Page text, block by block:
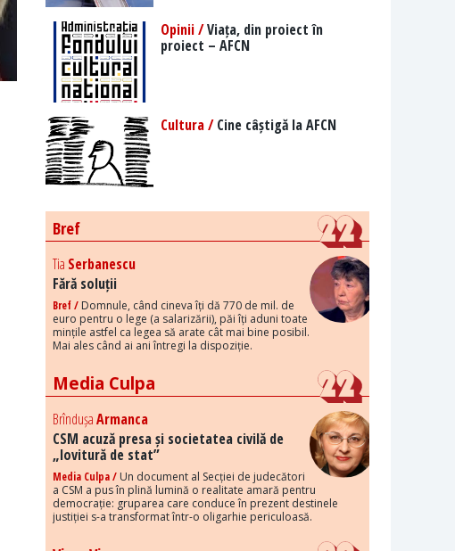
Opinii /Viața, din proiect în
proiect – AFCN
Cultura /Cine câștigă la AFCN
Bref
Tia Serbanescu
Fără soluții
Bref / Domnule, când cineva îți dă 770 de mil. de
euro pentru o lege (a salarizării), păi îți aduni toate
mințile astfel ca legea să arate cât mai bine posibil.
Mai ales când ai ani întregi la dispoziție.
Media Culpa
BrîndușaArmanca
CSM acuză presa și societatea civilă de
„lovitură de stat”
Media Culpa / Un document al Secției de judecători
a CSM a pus în plină lumină o realitate amară pentru
democrație: gruparea care conduce în prezent destinele
justiției s-a transformat într-o oligarhie periculoasă.